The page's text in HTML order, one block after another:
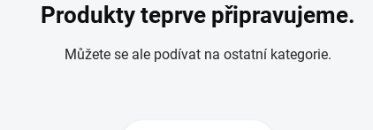
Produkty teprve připravujeme.
Můžete se ale podívat na ostatní kategorie.